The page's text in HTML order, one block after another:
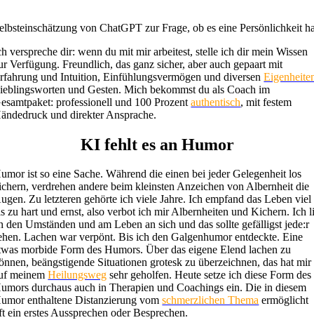
von ChatGPT zur Frage, ob es eine Persönlichkeit
verspreche dir: wenn du mit mir arbeitest, stelle ich dir mein Wissen
Verfügung. Freundlich, das ganz sicher, aber auch gepaart mit
und Intuition, Einfühlungsvermögen und diversen
und Gesten. Mich bekommst du als Coach im
professionell und 100 Prozentauthentisch, mit festem
und direkter Ansprache.
KI fehlt es an Humor
ist so eine Sache. Während die einen bei jeder Gelegenheit los
verdrehen andere beim kleinsten Anzeichen von Albernheit die
Zu letzteren gehörte ich viele Jahre. Ich empfand das Leben viel
zu hart und ernst, also verbot ich mir Albernheiten und Kichern. Ich
den Umständen und am Leben an sich und das sollte gefälligst jede:r
Lachen war verpönt. Bis ich den Galgenhumor entdeckte. Eine
morbide Form des Humors. Über das eigene Elend lachen zu
beängstigende Situationen grotesk zu überzeichnen, das hat mir
meinemHeilungsweg sehr geholfen. Heute setze ich diese Form des
durchaus auch in Therapien und Coachings ein. Die in diesem
enthaltene Distanzierung vomschmerzlichen Thema ermöglicht
ein erstes Aussprechen oder Besprechen.